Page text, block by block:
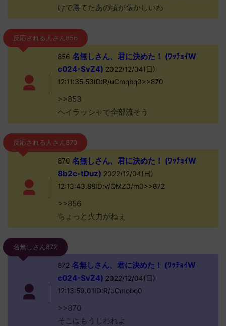
けで勝てたあの頃が懐かしいわ
反応される人さん856
856 名無しさん、君に決めた！ (ﾜｯﾁｮｲW
c024-SvZ4) 2022/12/04(日)
12:11:35.53ID:R/uCmqbq0>>870
>>853
ヘイラッシャで全部流そう
反応される人さん870
870 名無しさん、君に決めた！ (ﾜｯﾁｮｲW
8b2c-tDuz) 2022/12/04(日)
12:13:43.88ID:v/QMZ0/m0>>872
>>856
ちょっと火力がねぇ
名無しさん872
872 名無しさん、君に決めた！ (ﾜｯﾁｮｲW
c024-SvZ4) 2022/12/04(日)
12:13:59.01ID:R/uCmqbq0
>>870
そこはもうじわれよ